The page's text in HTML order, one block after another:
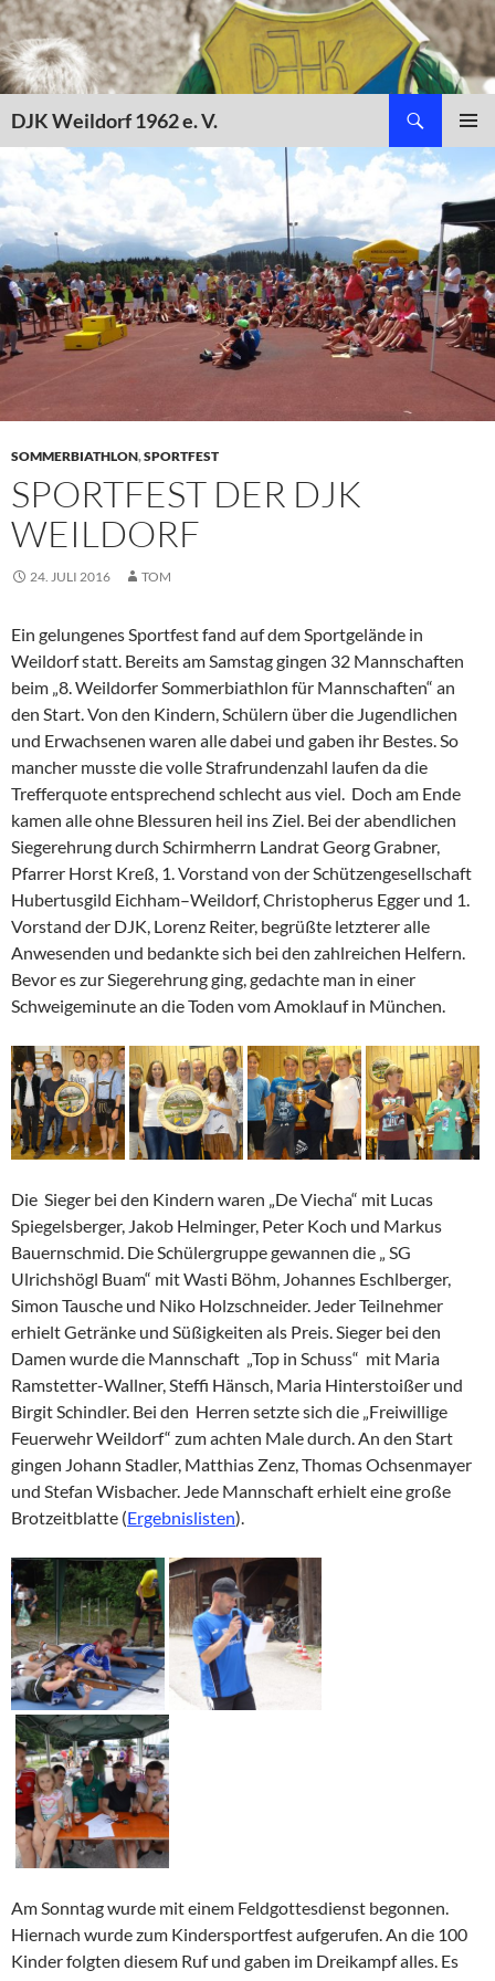
Zum
Inhalt
springen
DJK Weildorf 1962 e. V.
MENÜ
SOMMERBIATHLON,SPORTFEST
SPORTFEST DER DJK
WEILDORF
24. JULI 2016 TOM
Ein gelungenes Sportfest fand auf dem Sportgelände in
Weildorf statt. Bereits am Samstag gingen 32 Mannschaften
beim „8. Weildorfer Sommerbiathlon für Mannschaften“ an
den Start. Von den Kindern, Schülern über die Jugendlichen
und Erwachsenen waren alle dabei und gaben ihr Bestes.So
mancher musste die volle Strafrundenzahl laufen da die
Trefferquote entsprechend schlecht aus viel. Doch am Ende
kamen alle ohne Blessuren heil ins Ziel. Bei der abendlichen
Siegerehrung durch Schirmherrn Landrat Georg Grabner,
Pfarrer Horst Kreß, 1. Vorstand von der Schützengesellschaft
Hubertusgild Eichham–Weildorf, Christopherus Egger und 1.
Vorstand der DJK, Lorenz Reiter, begrüßte letzterer alle
Anwesenden und bedankte sich bei den zahlreichen Helfern.
Bevor es zur Siegerehrung ging, gedachte man in einer
Schweigeminute an die Toden vom Amoklauf in München.
Die Sieger bei den Kindern waren „De Viecha“ mit Lucas
Spiegelsberger, Jakob Helminger, Peter Koch und Markus
Bauernschmid. Die Schülergruppe gewannen die „ SG
Ulrichshögl Buam“ mit Wasti Böhm, Johannes Eschlberger,
Simon Tausche und Niko Holzschneider. Jeder Teilnehmer
erhielt Getränke und Süßigkeiten als Preis. Sieger bei den
Damen wurde die Mannschaft „Top in Schuss“ mit Maria
Ramstetter-Wallner, Steffi Hänsch, Maria Hinterstoißer und
Birgit Schindler. Bei den Herren setzte sich die „Freiwillige
Feuerwehr Weildorf“ zum achten Male durch. An den Start
gingen Johann Stadler, Matthias Zenz, Thomas Ochsenmayer
und Stefan Wisbacher. Jede Mannschaft erhielt eine große
Brotzeitblatte (Ergebnislisten).
Am Sonntag wurde mit einem Feldgottesdienst begonnen.
Hiernach wurde zum Kindersportfest aufgerufen. An die 100
Kinder folgten diesem Ruf und gaben im Dreikampf alles. Es